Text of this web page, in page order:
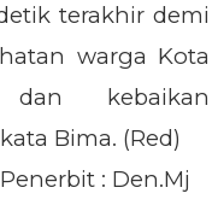
terakhir demi
warga Kota
kebaikan
Bima. (Red)
: Den.Mj